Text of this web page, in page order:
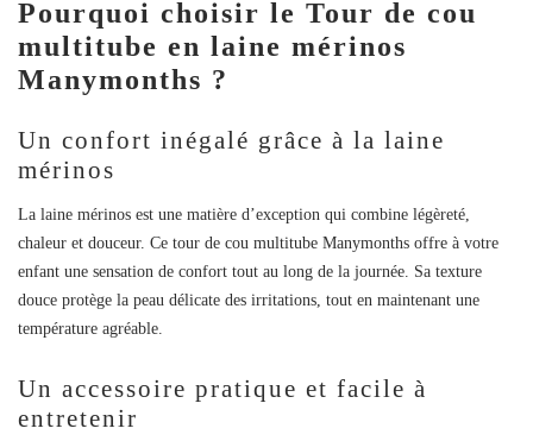
Pourquoi choisir le Tour de cou
multitube en laine mérinos
Manymonths ?
Un confort inégalé grâce à la laine
mérinos
La laine mérinos est une matière d’exception qui combine légèreté,
chaleur et douceur. Ce tour de cou multitube Manymonths offre à votre
enfant une sensation de confort tout au long de la journée. Sa texture
douce protège la peau délicate des irritations, tout en maintenant une
température agréable.
Un accessoire pratique et facile à
entretenir